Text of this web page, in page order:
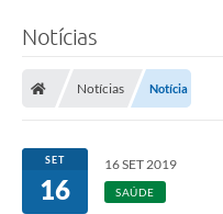
Notícias
Notícias Notícia
SET
16
16 SET 2019
SAÚDE